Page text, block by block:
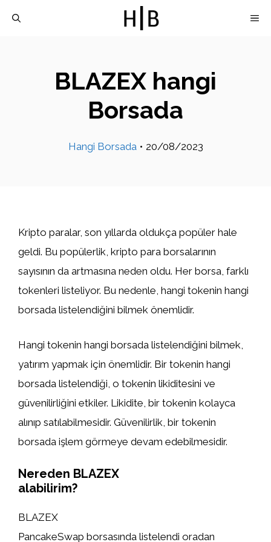
BLAZEX hangi
Borsada
Hangi Borsada • 20/08/2023
Kripto paralar, son yıllarda oldukça popüler hale
geldi. Bu popülerlik, kripto para borsalarının
sayısının da artmasına neden oldu. Her borsa, farklı
tokenleri listeliyor. Bu nedenle, hangi tokenin hangi
borsada listelendiğini bilmek önemlidir.
Hangi tokenin hangi borsada listelendiğini bilmek,
yatırım yapmak için önemlidir. Bir tokenin hangi
borsada listelendiği, o tokenin likiditesini ve
güvenilirliğini etkiler. Likidite, bir tokenin kolayca
alınıp satılabilmesidir. Güvenilirlik, bir tokenin
borsada işlem görmeye devam edebilmesidir.
Nereden BLAZEX
alabilirim?
BLAZEX
PancakeSwap borsasında listelendi oradan